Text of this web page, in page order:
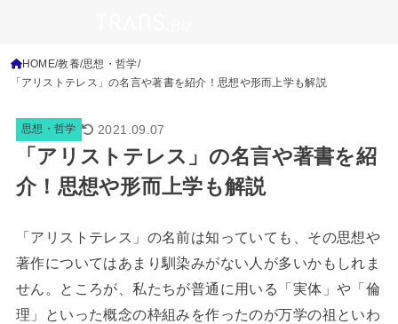
HOME 教養 思想・哲学
「アリストテレス」の名言や著書を紹介！思想や形而上学も解説
思想・哲学 2021.09.07
「アリストテレス」の名言や著書を紹
介！思想や形而上学も解説
「アリストテレス」の名前は知っていても、その思想や
著作についてはあまり馴染みがない人が多いかもしれま
せん。ところが、私たちが普通に用いる「実体」や「倫
理」といった概念の枠組みを作ったのが万学の祖といわ